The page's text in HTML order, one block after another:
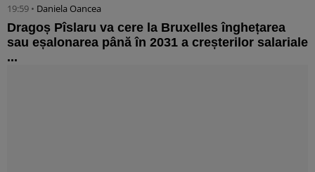
19:59 • Daniela Oancea
Dragoș Pîslaru va cere la Bruxelles înghețarea
sau eșalonarea până în 2031 a creșterilor salariale
...